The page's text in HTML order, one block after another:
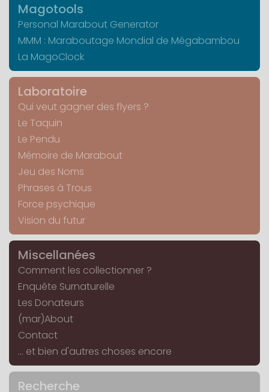
Magotools
Personal Marabout Generator
MMM : Maraboutage Mondial de Mégabambou
La MagoClock
Laboratoire
Qui veut gagner des flyers ?
Le Taquin
Le Pendu
Mémoire de Marabout
Jeu des Noms
Phrases à Trous
Force psychique
Vision du futur
Miscellanées
Comment les collectionner ?
Enquête Surnaturelle
Les Donateurs
(mar)About
Contact
... et bien d'autres choses encore
Recherche